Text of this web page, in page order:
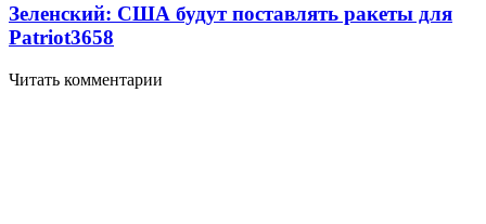
Зеленский: США будут поставлять ракеты для
Patriot3658
Читать комментарии